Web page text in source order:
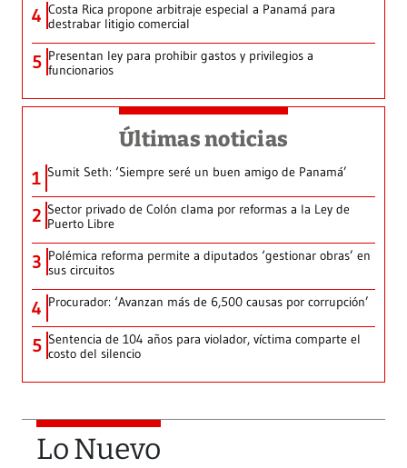
4 Costa Rica propone arbitraje especial a Panamá para
destrabar litigio comercial
5 Presentan ley para prohibir gastos y privilegios a
funcionarios
Últimas noticias
1 Sumit Seth: ‘Siempre seré un buen amigo de Panamá’
2 Sector privado de Colón clama por reformas a la Ley de
Puerto Libre
3 Polémica reforma permite a diputados ‘gestionar obras’ en
sus circuitos
4 Procurador: ‘Avanzan más de 6,500 causas por corrupción’
5 Sentencia de 104 años para violador, víctima comparte el
costo del silencio
Lo Nuevo